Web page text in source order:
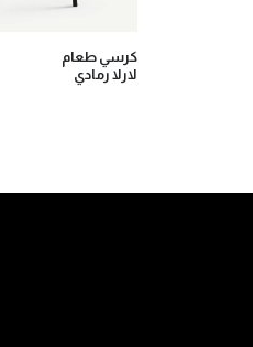
كرسي طعام
لارلا رمادي